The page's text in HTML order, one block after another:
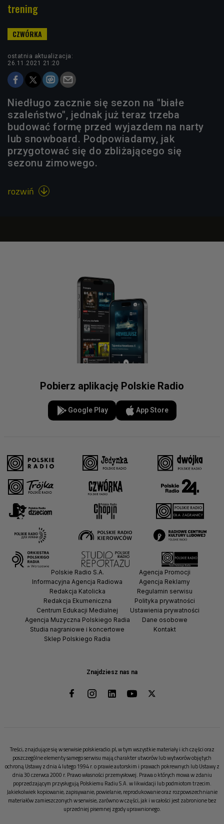
trening
ostatnia aktualizacja:
26.11.2021 21:20
Niedługo zacznie się sezon na "białe
szaleństwo", jednak już teraz trzeba
budować formę przed wyjazdem na narty
lub snowboard. Podpowiadamy, jak
przygotować się do zbliżającego się
sezonu zimowego.
rozwiń 
Pobierz aplikację Polskie Radio
Google Play App Store
Znajdziesz nas na
Polskie Radio S.A.
Informacyjna Agencja Radiowa
Redakcja Katolicka
Redakcja Ekumeniczna
Centrum Edukacji Medialnej
Agencja Muzyczna Polskiego Radia
Studia nagraniowe i koncertowe
Sklep Polskiego Radia
Agencja Promocji
Agencja Reklamy
Regulamin serwisu
Polityka prywatności
Ustawienia prywatności
Dane osobowe
Kontakt
Treści, znajdujące się w serwisie polskieradio.pl, w tym wszystkie materiały i ich części oraz
poszczególne elementy samego serwisu mają charakter utworów lub wytworów objętych
ochroną Ustawy z dnia 4 lutego 1994 r. o prawie autorskim i prawach pokrewnych lub Ustawy z
dnia 30 czerwca 2000 r. Prawo własności przemysłowej. Prawa o których mowa w zdaniu
poprzedzającym przysługują Polskiemu Radiu S.A. w likwidacji lub podmiotom trzecim.
Jakiekolwiek kopiowanie, zapisywanie, powielanie, reprodukowanie oraz rozpowszechnianie
materiałów zamieszczonych w serwisie, zarówno w części, jak i w całości jest zabronione bez
uprzedniej pisemnej zgody uprawnionego.